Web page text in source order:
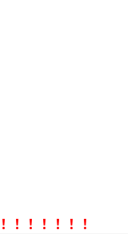
！！！！！！